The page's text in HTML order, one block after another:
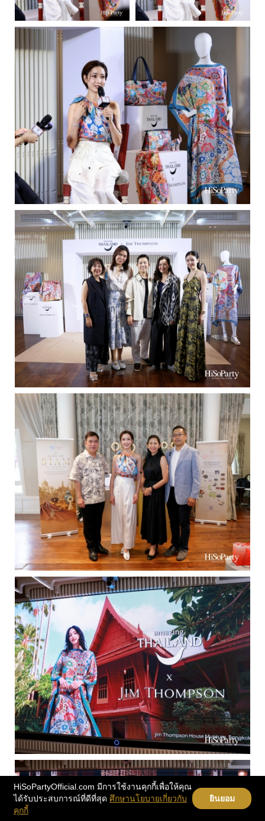
HiSoPartyOfficial.com มีการใช้งานคุกกี้เพื่อให้คุณ
ได้รับประสบการณ์ที่ดีที่สุด ศึกษานโยบายเกี่ยวกับ
คุกกี้
ยินยอม